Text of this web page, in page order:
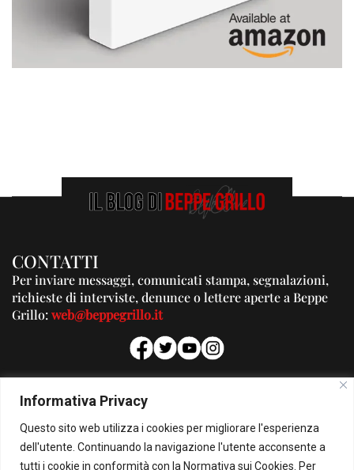
Informativa Privacy
Questo sito web utilizza i cookies per migliorare l'esperienza
dell'utente. Continuando la navigazione l'utente acconsente a
tutti i cookie in conformità con la Normativa sui Cookies. Per
CONTATTI
Per inviare messaggi, comunicati stampa, segnalazioni,
richieste di interviste, denunce o lettere aperte a Beppe
Grillo:web@beppegrillo.it
PUBBLICITA'
Per la tua pubblicità su questo Blog:
pubblicita@beppegrillo.it